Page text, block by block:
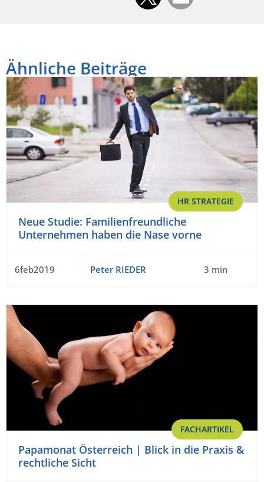
Ähnliche Beiträge
HR STRATEGIE
Neue Studie: Familienfreundliche
Unternehmen haben die Nase vorne
6feb2019 Peter RIEDER 3 min
FACHARTIKEL
Papamonat Österreich | Blick in die Praxis &
rechtliche Sicht